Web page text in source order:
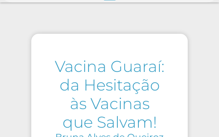
Vacina Guaraí:
da Hesitação
às Vacinas
que Salvam!